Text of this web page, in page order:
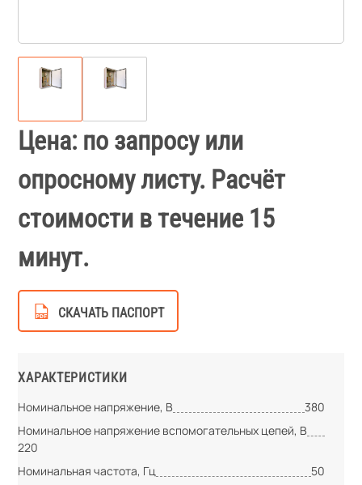
Цена: по запросу или
опросному листу. Расчёт
стоимости в течение 15
минут.
СКАЧАТЬ ПАСПОРТ
ХАРАКТЕРИСТИКИ
Номинальное напряжение, В
380
Номинальное напряжение вспомогательных цепей, В
220
Номинальная частота, Гц
50